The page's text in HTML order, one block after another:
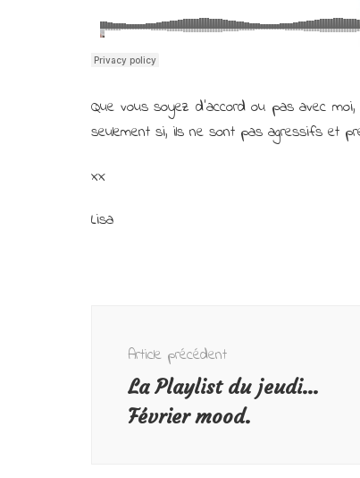
Que vous soyez d’accord ou pas avec
seulement si, ils ne sont pas agressifs et
xx
Lisa
d'article
Article précédent
La Playlist du jeudi…
Février mood.